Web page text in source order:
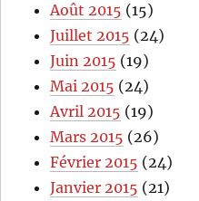
Août 2015 (15)
Juillet 2015 (24)
Juin 2015 (19)
Mai 2015 (24)
Avril 2015 (19)
Mars 2015 (26)
Février 2015 (24)
Janvier 2015 (21)